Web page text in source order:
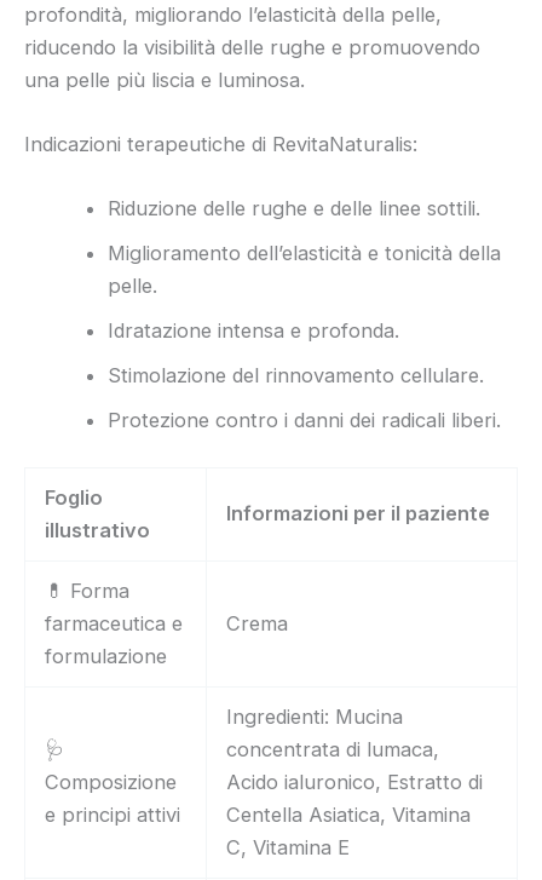
profondità, migliorando l’elasticità della pelle,
riducendo la visibilità delle rughe e promuovendo
una pelle più liscia e luminosa.
Indicazioni terapeutiche di RevitaNaturalis:
Riduzione delle rughe e delle linee sottili.
Miglioramento dell’elasticità e tonicità della
pelle.
Idratazione intensa e profonda.
Stimolazione del rinnovamento cellulare.
Protezione contro i danni dei radicali liberi.
Foglio
illustrativo
Informazioni per il paziente
💊 Forma
farmaceutica e
formulazione
Crema
🩺
Composizione
e principi attivi
Ingredienti: Mucina
concentrata di lumaca,
Acido ialuronico, Estratto di
Centella Asiatica, Vitamina
C, Vitamina E